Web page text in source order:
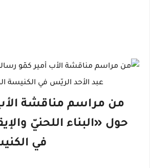
من مراسم مناقشة
حول «البناء اللحنيّ
في